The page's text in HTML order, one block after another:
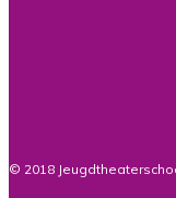
© 2018